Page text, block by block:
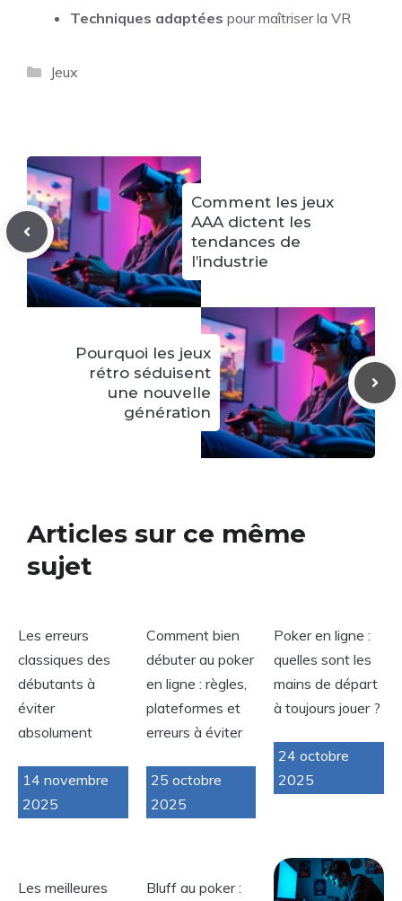
Techniques adaptées pour maîtriser la VR
Catégories
Jeux
Comment les jeux
AAA dictent les
tendances de
l’industrie
Pourquoi les jeux
rétro séduisent
une nouvelle
génération
Articles sur ce même
sujet
Les erreurs
classiques des
débutants à
éviter
absolument
14 novembre
2025
Comment bien
débuter au poker
en ligne : règles,
plateformes et
erreurs à éviter
25 octobre
2025
Poker en ligne :
quelles sont les
mains de départ
à toujours jouer ?
24 octobre
2025
Les meilleures
Bluff au poker :